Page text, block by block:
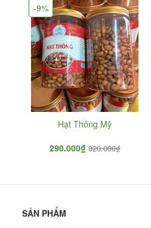
Hạt Thông Mỹ
290.000₫ 320.000₫
-9%
SẢN PHẨM